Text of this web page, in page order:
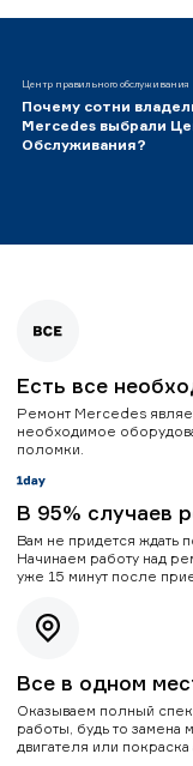
Центр правильного обслуживания
Почему сотни
Mercedes выбрали
Обслуживания?
Есть все
Ремонт Mercedes
необходимое
поломки.
В 95% случаев
Вам не придется ждать
Начинаем работу над
уже 15 минут после
Все в одном
Оказываем полный
работы, будь то замена
двигателя или покраска